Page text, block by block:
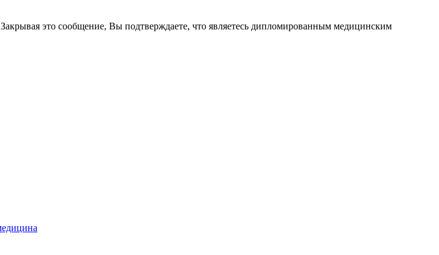
это сообщение, Вы подтверждаете, что являетесь дипломированным медицинским